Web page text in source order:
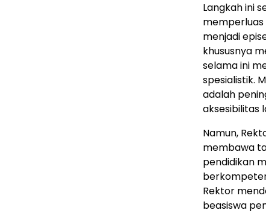
Langkah ini
memperluas
menjadi
khususnya
selama ini
spesialistik.
adalah
aksesibilitas
Namun,
membawa
pendidikan
Rektor
beasiswa